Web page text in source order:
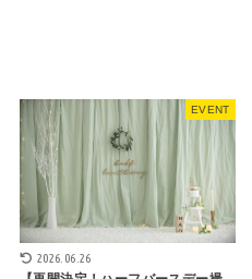
EVENT
2026.06.26